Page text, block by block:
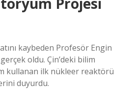
kaybeden Profesör Engin
gerçek oldu. Çin’deki bilim
kullanan ilk nükleer reaktörü
duyurdu.